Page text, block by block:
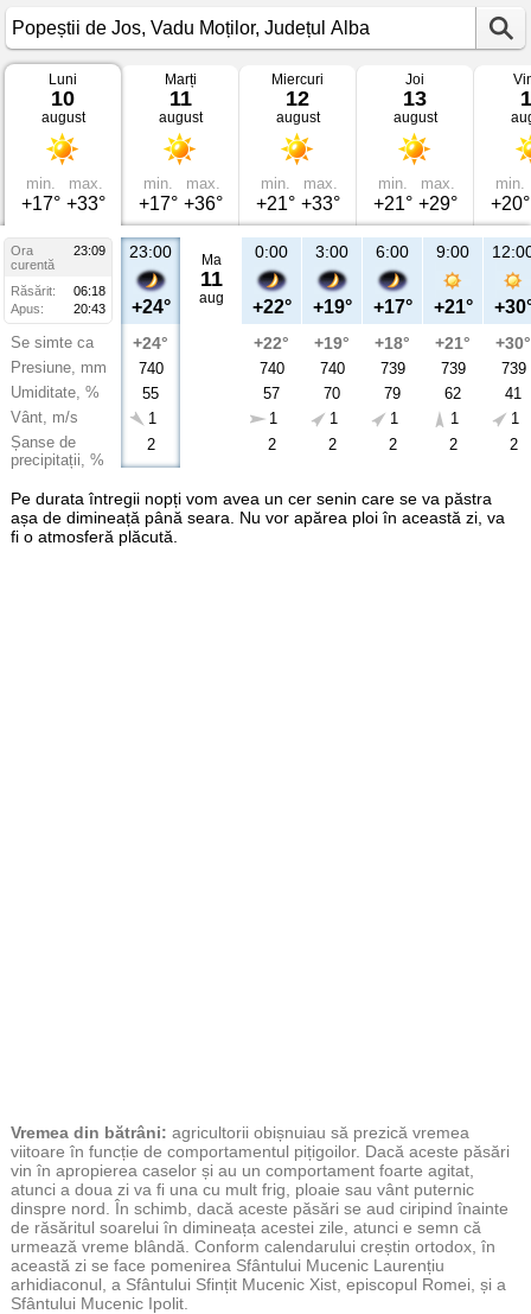
Vremea
Popeștii
Jos
Moților,
Județul
Alba
Luni
10
august
min.
+17°
max.
+33°
Marți
11
august
min.
+17°
max.
+36°
Miercuri
12
august
min.
+21°
max.
+33°
Joi
13
august
min.
+21°
max.
+29°
min.
+20°
Ora
23:09
curentă
Răsărit:
06:18
Apus:
20:43
Se simte ca
Presiune, mm
Umiditate, %
Vânt, m/s
Șanse de
precipitații, %
23:00
+24°
+24°
740
55
1
2
Ma
11
aug
0:00
+22°
+22°
740
57
1
2
3:00
+19°
+19°
740
70
1
2
6:00
+17°
+18°
739
79
1
2
9:00
+21°
+21°
739
62
1
2
+30°
739
41
1
2
Pe durata întregii nopți vom avea un cer senin care se va păstra
așa de dimineață până seara. Nu vor apărea ploi în această zi, va
fi o atmosferă plăcută.
Vremea din bătrâni: agricultorii obișnuiau să prezică vremea
viitoare în funcție de comportamentul pițigoilor. Dacă aceste păsări
vin în apropierea caselor și au un comportament foarte agitat,
atunci a doua zi va fi una cu mult frig, ploaie sau vânt puternic
dinspre nord. În schimb, dacă aceste păsări se aud ciripind înainte
de răsăritul soarelui în dimineața acestei zile, atunci e semn că
urmează vreme blândă. Conform calendarului creștin ortodox, în
această zi se face pomenirea Sfântului Mucenic Laurențiu
arhidiaconul, a Sfântului Sfințit Mucenic Xist, episcopul Romei, și a
Sfântului Mucenic Ipolit.